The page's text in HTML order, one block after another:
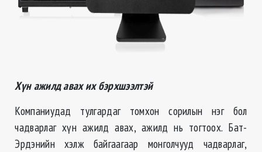
Хүн ажилд авах их бэрхшээлтэй
Компаниудад тулгардаг томхон сорилын нэг бол
чадварлаг хүн ажилд авах, ажилд нь тогтоох. Бат-
Эрдэнийн хэлж байгаагаар монголчууд чадварлаг,